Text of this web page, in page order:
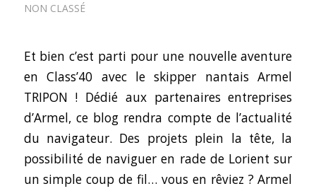
NON CLASSÉ
Et bien c’est parti pour une nouvelle aventure
en Class’40 avec le skipper nantais Armel
TRIPON ! Dédié aux partenaires entreprises
d’Armel, ce blog rendra compte de l’actualité
du navigateur. Des projets plein la tête, la
possibilité de naviguer en rade de Lorient sur
un simple coup de fil… vous en rêviez ? Armel